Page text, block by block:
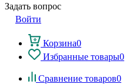
Задать вопрос
Войти
Корзина0
Избранные товары0
Сравнение товаров0